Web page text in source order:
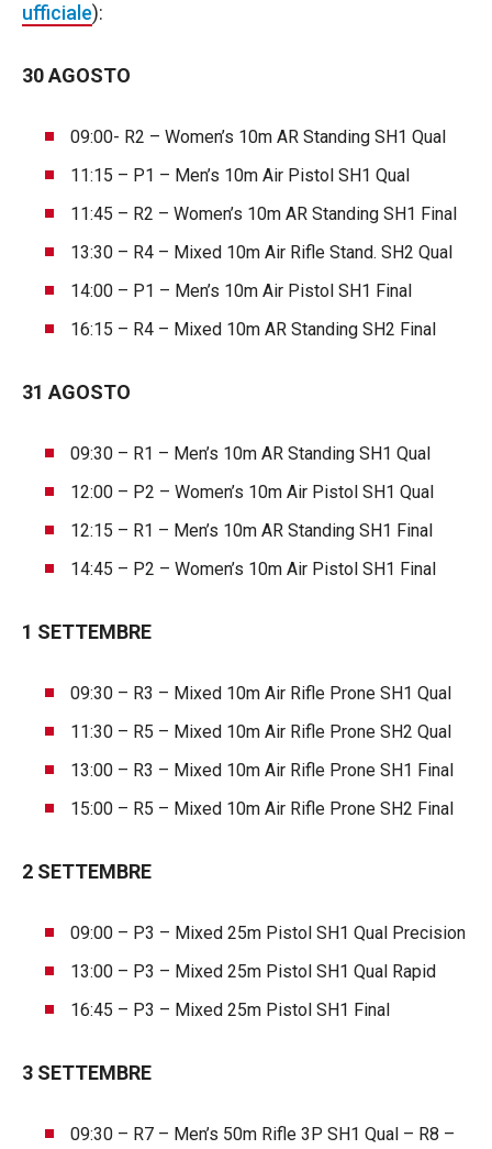
ufficiale):
30 AGOSTO
09:00- R2 – Women’s 10m AR Standing SH1 Qual
11:15 – P1 – Men’s 10m Air Pistol SH1 Qual
11:45 – R2 – Women’s 10m AR Standing SH1 Final
13:30 – R4 – Mixed 10m Air Rifle Stand. SH2 Qual
14:00 – P1 – Men’s 10m Air Pistol SH1 Final
16:15 – R4 – Mixed 10m AR Standing SH2 Final
31 AGOSTO
09:30 – R1 – Men’s 10m AR Standing SH1 Qual
12:00 – P2 – Women’s 10m Air Pistol SH1 Qual
12:15 – R1 – Men’s 10m AR Standing SH1 Final
14:45 – P2 – Women’s 10m Air Pistol SH1 Final
1 SETTEMBRE
09:30 – R3 – Mixed 10m Air Rifle Prone SH1 Qual
11:30 – R5 – Mixed 10m Air Rifle Prone SH2 Qual
13:00 – R3 – Mixed 10m Air Rifle Prone SH1 Final
15:00 – R5 – Mixed 10m Air Rifle Prone SH2 Final
2 SETTEMBRE
09:00 – P3 – Mixed 25m Pistol SH1 Qual Precision
13:00 – P3 – Mixed 25m Pistol SH1 Qual Rapid
16:45 – P3 – Mixed 25m Pistol SH1 Final
3 SETTEMBRE
09:30 – R7 – Men’s 50m Rifle 3P SH1 Qual – R8 –